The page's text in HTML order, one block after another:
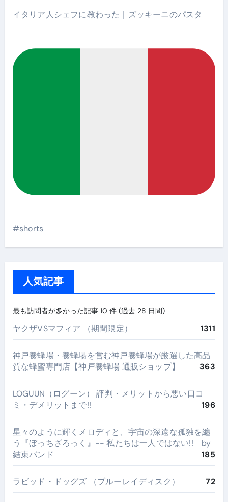
イタリア人シェフに教わった｜ズッキーニのパスタ
#shorts
人気記事
最も訪問者が多かった記事 10 件 (過去 28 日間)
ヤクザVSマフィア （期間限定） 1311
神戸養蜂場・養蜂場を営む神戸養蜂場が厳選した高品
質な蜂蜜専門店【神戸養蜂場 通販ショップ】
363
LOGUUN（ログーン） 評判・メリットから悪い口コ
ミ・デメリットまで!!
196
星々のように輝くメロディと、宇宙の深遠な孤独を纏
う『ぼっちざろっく』-- 私たちは一人ではない!! by
結束バンド
185
ラビッド・ドッグズ （ブルーレイディスク） 72